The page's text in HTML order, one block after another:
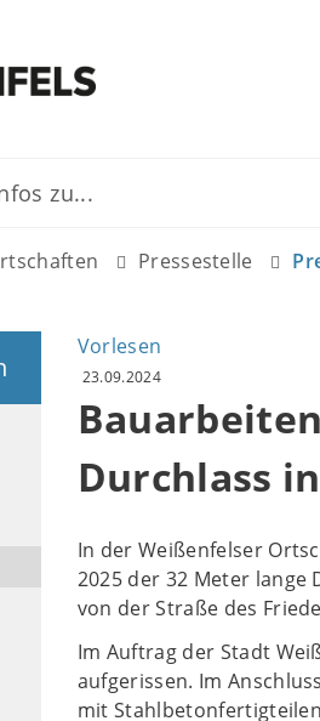
Pressestelle
Vorlesen
23.09.2024
Durchlass
In der Weißenfelser
2025 der 32 Meter lange
von der Straße des
Im Auftrag der Stadt
aufgerissen. Im
mit